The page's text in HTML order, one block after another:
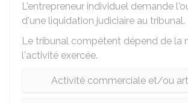
L'entrepreneur individuel demande
d'une liquidation judiciaire au tribunal.
Le tribunal compétent dépend de la
l'activité exercée.
Activité commerciale et/ou